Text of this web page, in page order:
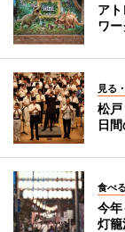
ア
ワ
見る
松
日
食べる
今
灯